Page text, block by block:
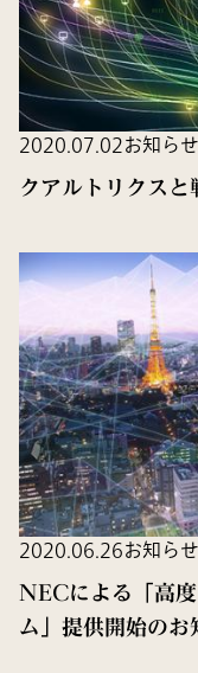
2020.07.02お知らせ
クアルトリクス
2020.06.26お知らせ
NECによる「高
ム」提供開始のお